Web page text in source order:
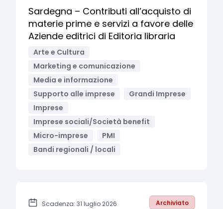
Sardegna – Contributi all’acquisto di
materie prime e servizi a favore delle
Aziende editrici di Editoria libraria
Arte e Cultura
Marketing e comunicazione
Media e informazione
Supporto alle imprese
Grandi Imprese
Imprese
Imprese sociali/Società benefit
Micro-imprese
PMI
Bandi regionali / locali
Scadenza: 31 luglio 2026 Archiviato